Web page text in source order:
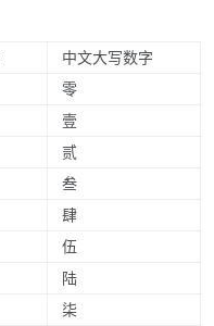
中文大写数字
零
壹
贰
叁
肆
伍
陆
柒